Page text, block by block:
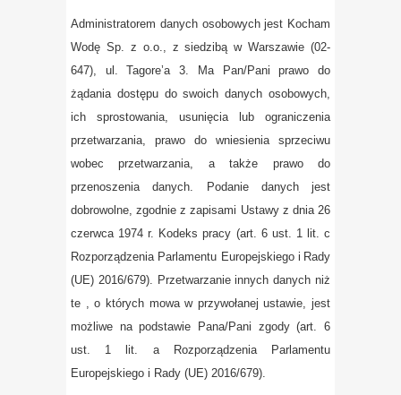
Administratorem danych osobowych jest Kocham
Wodę Sp. z o.o., z siedzibą w Warszawie (02-
647), ul. Tagore’a 3. Ma Pan/Pani prawo do
żądania dostępu do swoich danych osobowych,
ich sprostowania, usunięcia lub ograniczenia
przetwarzania, prawo do wniesienia sprzeciwu
wobec przetwarzania, a także prawo do
przenoszenia danych. Podanie danych jest
dobrowolne, zgodnie z zapisami Ustawy z dnia 26
czerwca 1974 r. Kodeks pracy (art. 6 ust. 1 lit. c
Rozporządzenia Parlamentu Europejskiego i Rady
(UE) 2016/679). Przetwarzanie innych danych niż
te , o których mowa w przywołanej ustawie, jest
możliwe na podstawie Pana/Pani zgody (art. 6
ust. 1 lit. a Rozporządzenia Parlamentu
Europejskiego i Rady (UE) 2016/679).